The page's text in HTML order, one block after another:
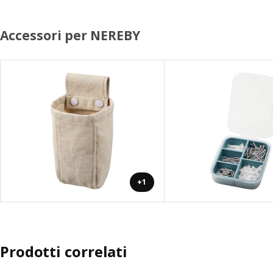
Accessori per NEREBY
+1
Prodotti correlati